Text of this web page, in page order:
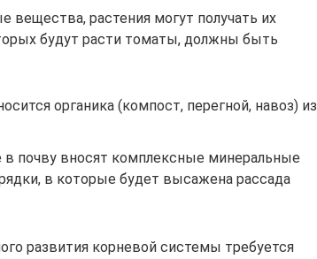
растения могут получать их
будут расти томаты, должны быть
органика (компост, перегной, навоз) из
в почву вносят комплексные минеральные
в которые будет высажена рассада
развития корневой системы требуется